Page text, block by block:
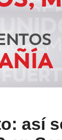
así